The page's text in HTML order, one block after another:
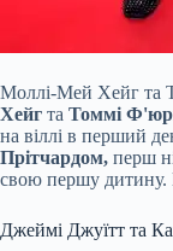
Моллі-Мей Хейг та
Хейг та Томмі
на віллі в перший
Прітчардом, перш
свою першу дитину.
Джеймі Джуїтт та